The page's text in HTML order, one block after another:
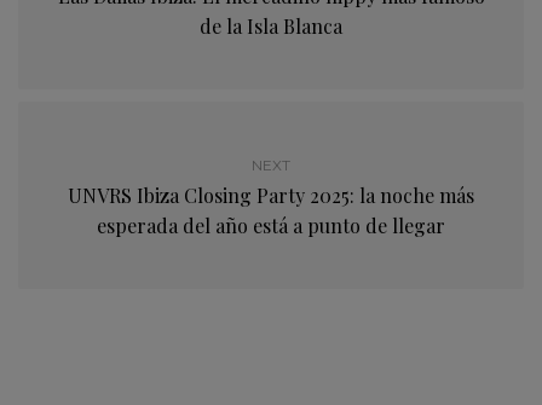
de la Isla Blanca
NEXT
UNVRS Ibiza Closing Party 2025: la noche más
esperada del año está a punto de llegar